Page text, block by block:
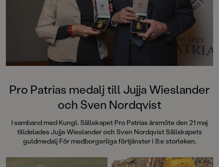
Pro Patrias medalj till Jujja Wieslander
och Sven Nordqvist
I samband med Kungl. Sällskapet Pro Patrias årsmöte den 21 maj
tilldelades Jujja Wieslander och Sven Nordqvist Sällskapets
guldmedalj För medborgerliga förtjänster i 8:e storleken.